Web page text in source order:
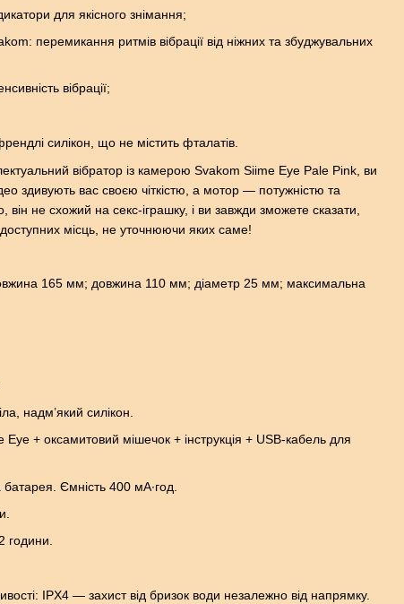
для якісного знімання;
перемикання ритмів вібрації від ніжних та збуджувальних
вібрації;
силікон, що не містить фталатів.
вібратор із камерою Svakom Siime Eye Pale Pink, ви
здивують вас своєю чіткістю, а мотор — потужністю та
не схожий на секс-іграшку, і ви завжди зможете сказати,
місць, не уточнюючи яких саме!
165 мм; довжина 110 мм; діаметр 25 мм; максимальна
надм’який силікон.
Eye + оксамитовий мішечок + інструкція + USB-кабель для
Ємність 400 мА∙год.
години.
IPX4 — захист від бризок води незалежно від напрямку.